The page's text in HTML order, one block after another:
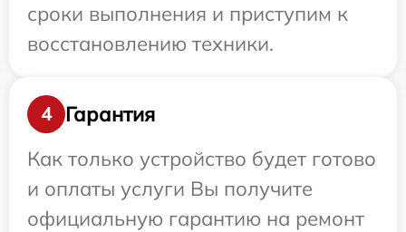
сроки выполнения и приступим к
восстановлению техники.
4
Гарантия
Как только устройство будет готово
и оплаты услуги Вы получите
официальную гарантию на ремонт